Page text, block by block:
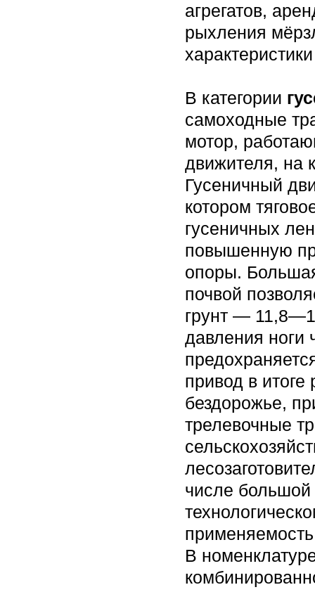
агрегатов,
рыхления
В категории
самоходные
мотор,
движителя, на
Гусеничный
котором
гусеничных
повышенную
опоры.
почвой
грунт —
давления ноги
привод в
бездорожье,
трелевочные
числе большой
В